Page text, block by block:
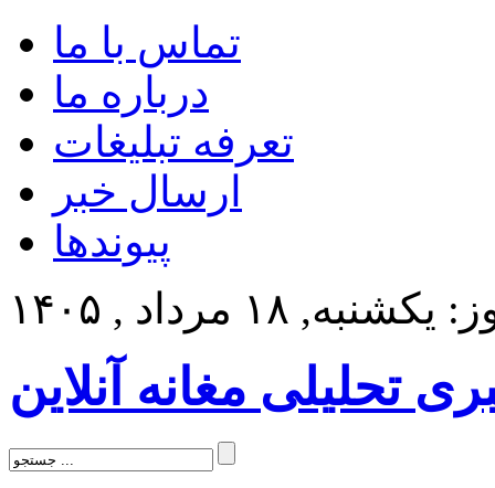
تماس با ما
درباره ما
تعرفه تبلیغات
ارسال خبر
پیوندها
۱۸ مرداد , ۱۴۰۵
تحلیلی مغانه آنلاین